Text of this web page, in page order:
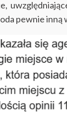
pewnie inną